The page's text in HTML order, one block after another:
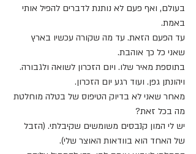
בעולם, ואף פעם לא נותנת לדברים להפיל אותי
באמת.
עד הפעם הזאת. עד מה שקורה עכשיו בארץ
שאני כל כך אוהבת.
בתוספת מאיר שלו. ויום הזכרון לשואה ולגבורה.
ויהונתן גפן. ועוד רגע יום הזכרון.
מאחר שאני לא בדיוק הטיפוס של בטלה מוחלטת
מה בכל זאת?
יש לי המון קנבסים משומשים שקיבלתי. (הזבל
של האחד הוא בוודאות האוצר שלי).